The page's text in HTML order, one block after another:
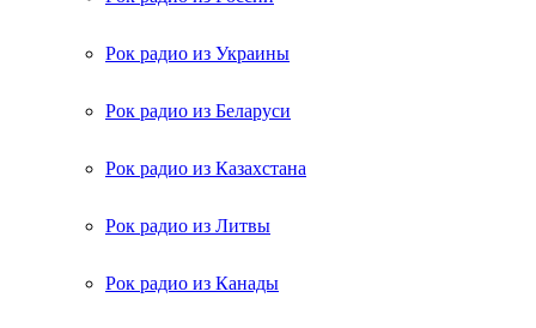
Рок радио из Украины
Рок радио из Беларуси
Рок радио из Казахстана
Рок радио из Литвы
Рок радио из Канады